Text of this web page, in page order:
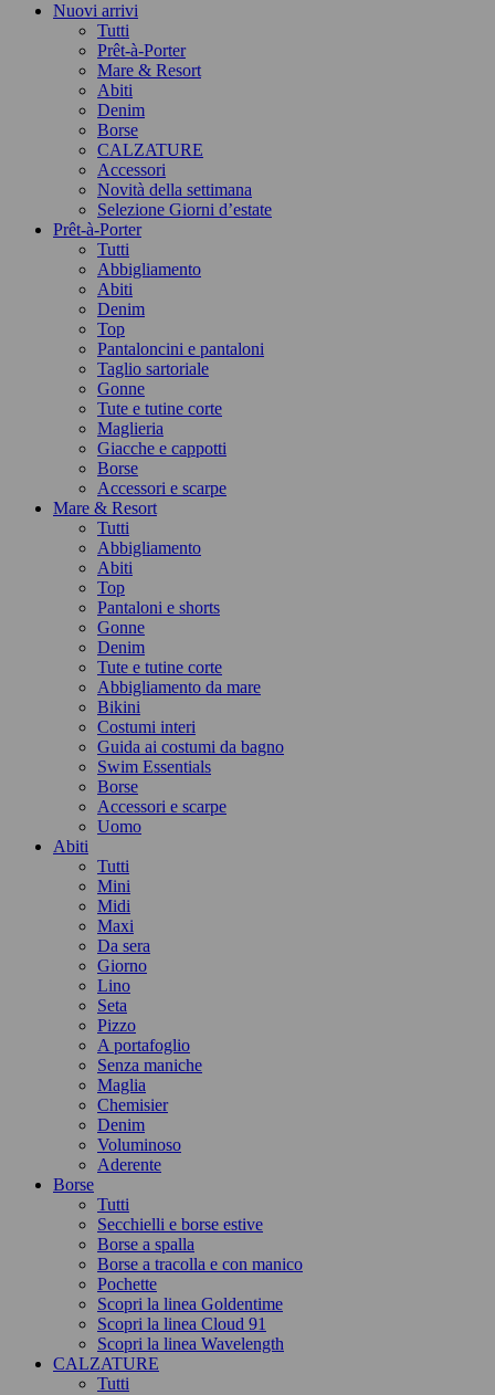
Nuovi arrivi
Tutti
Prêt-à-Porter
Mare & Resort
Abiti
Denim
Borse
CALZATURE
Accessori
Novità della settimana
Selezione Giorni d’estate
Prêt-à-Porter
Tutti
Abbigliamento
Abiti
Denim
Top
Pantaloncini e pantaloni
Taglio sartoriale
Gonne
Tute e tutine corte
Maglieria
Giacche e cappotti
Borse
Accessori e scarpe
Mare & Resort
Tutti
Abbigliamento
Abiti
Top
Pantaloni e shorts
Gonne
Denim
Tute e tutine corte
Abbigliamento da mare
Bikini
Costumi interi
Guida ai costumi da bagno
Swim Essentials
Borse
Accessori e scarpe
Uomo
Abiti
Tutti
Mini
Midi
Maxi
Da sera
Giorno
Lino
Seta
Pizzo
A portafoglio
Senza maniche
Maglia
Chemisier
Denim
Voluminoso
Aderente
Borse
Tutti
Secchielli e borse estive
Borse a spalla
Borse a tracolla e con manico
Pochette
Scopri la linea Goldentime
Scopri la linea Cloud 91
Scopri la linea Wavelength
CALZATURE
Tutti